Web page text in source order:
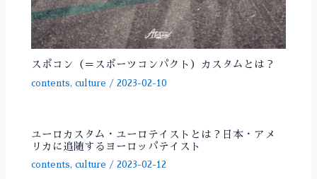
スポコン（＝スポーツコンパクト）カスタムとは？
contents,culture /2023-02-10
ユーロカスタム・ユーロテイストとは？日本・アメ
リカに追随するヨーロッパテイスト
contents,culture /2023-02-12